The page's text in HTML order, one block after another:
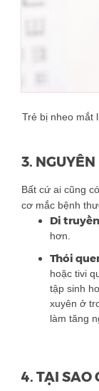
Trẻ bị nheo mắt
3.
Bất cứ ai cũng
cơ mắc bệnh
Di
hơn.
Thói
hoặc tivi
tập sinh
xuyên ở
làm tăng
4. TẠI SAO